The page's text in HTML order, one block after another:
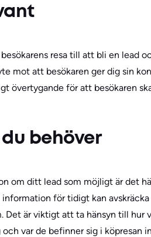
resa till att bli en lead
mot att besökaren ger dig sin
övertygande för att besökaren
du behöver
om ditt lead som möjligt är det
för tidigt kan
Det är viktigt att ta hänsyn till hur
var de befinner sig i köpresan